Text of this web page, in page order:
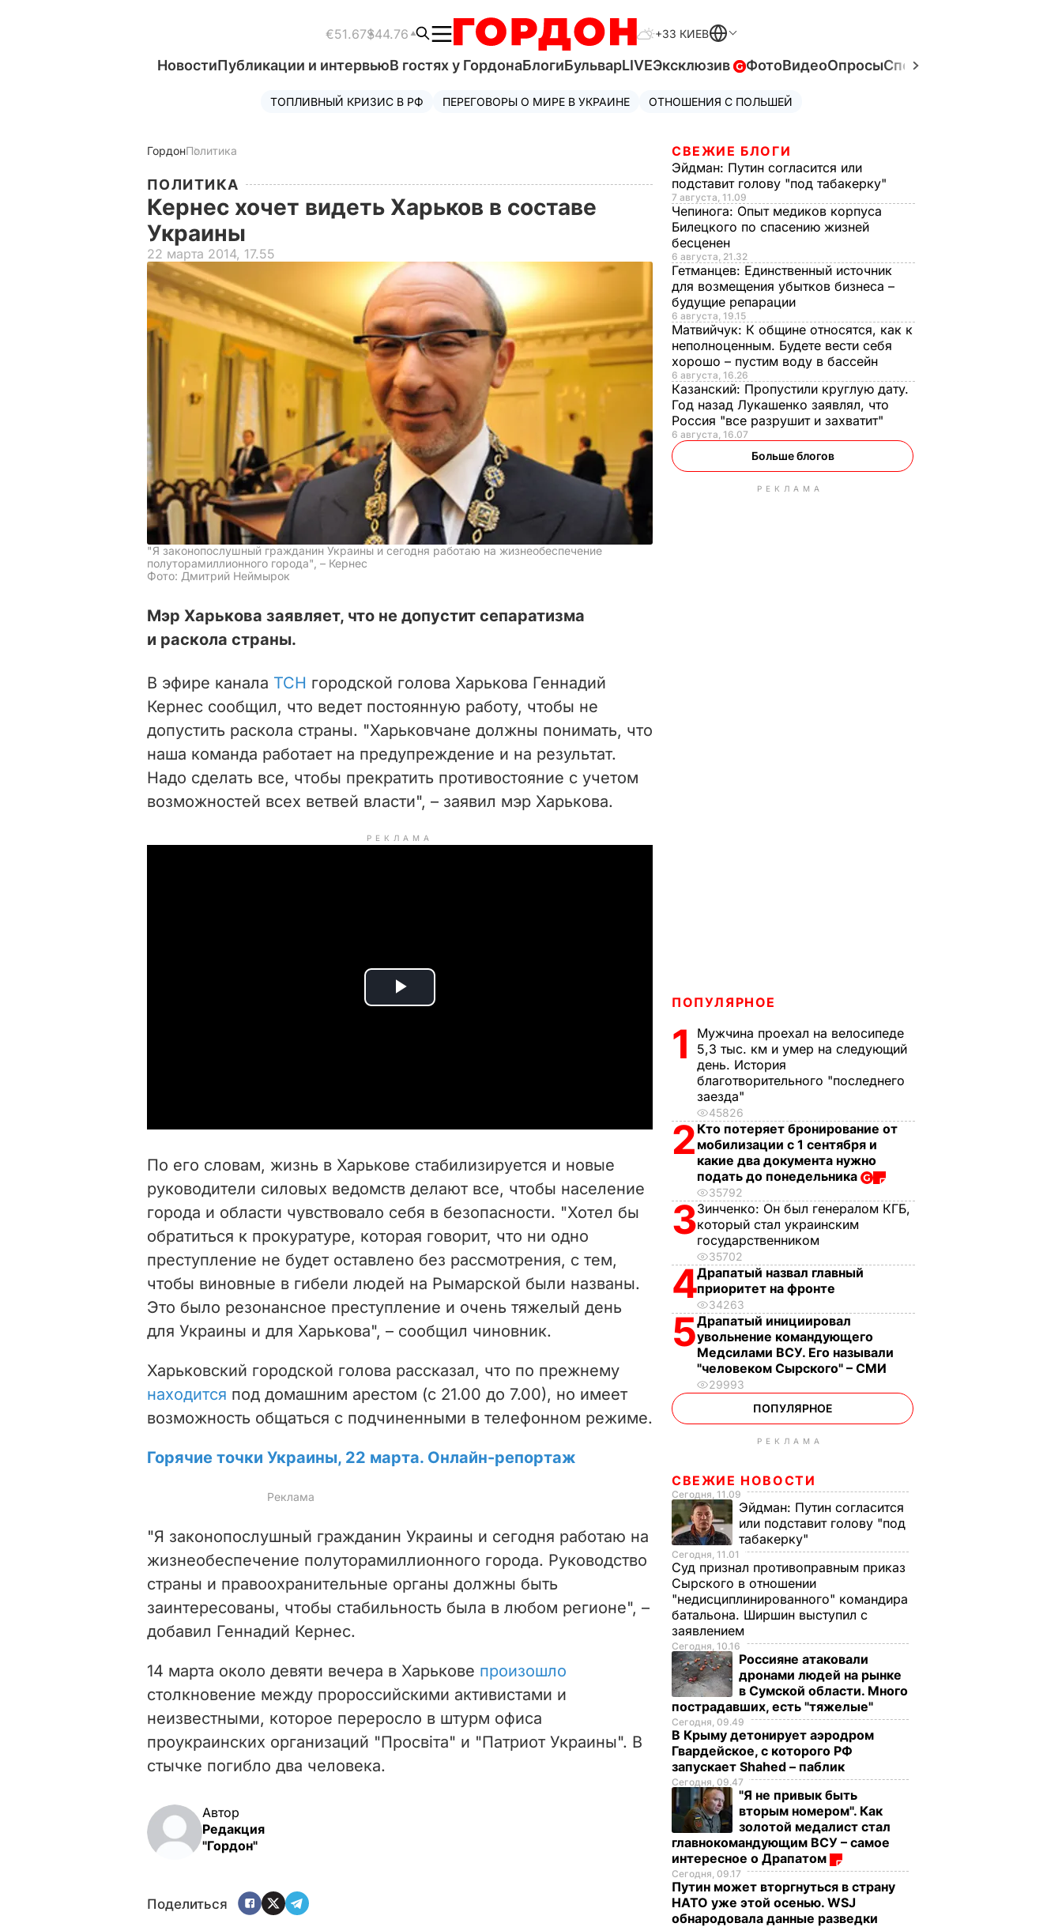
€51.67$44.76 +33 КИЕВ
НовостиПубликации и интервьюВ гостях у ГордонаБлогиБульварLIVEЭксклюзив ФотоВидеоОпросыСпецпроекты
ТОПЛИВНЫЙ КРИЗИС В РФ ПЕРЕГОВОРЫ О МИРЕ В УКРАИНЕ ОТНОШЕНИЯ С ПОЛЬШЕЙ
ГордонПолитика
ПОЛИТИКА
Кернес хочет видеть Харьков в составе
Украины
22 марта 2014, 17.55
"Я законопослушный гражданин Украины и сегодня работаю на жизнеобеспечение
полуторамиллионного города", – Кернес
Фото: Дмитрий Неймырок
Мэр Харькова заявляет, что не допустит сепаратизма
и раскола страны.
В эфире канала ТСН городской голова Харькова Геннадий
Кернес сообщил, что ведет постоянную работу, чтобы не
допустить раскола страны. "Харьковчане должны понимать, что
наша команда работает на предупреждение и на результат.
Надо сделать все, чтобы прекратить противостояние с учетом
возможностей всех ветвей власти", – заявил мэр Харькова.
РЕКЛАМА
P
i
d
e
o
По его словам, жизнь в Харькове стабилизируется и новые
руководители силовых ведомств делают все, чтобы население
города и области чувствовало себя в безопасности. "Хотел бы
обратиться к прокуратуре, которая говорит, что ни одно
преступление не будет оставлено без рассмотрения, с тем,
чтобы виновные в гибели людей на Рымарской были названы.
Это было резонансное преступление и очень тяжелый день
для Украины и для Харькова", – сообщил чиновник.
Харьковский городской голова рассказал, что по прежнему
находится под домашним арестом (с 21.00 до 7.00), но имеет
возможность общаться с подчиненными в телефонном режиме.
Горячие точки Украины, 22 марта. Онлайн-репортаж
"Я законопослушный гражданин Украины и сегодня работаю на
жизнеобеспечение полуторамиллионного города. Руководство
страны и правоохранительные органы должны быть
заинтересованы, чтобы стабильность была в любом регионе", –
добавил Геннадий Кернес.
14 марта около девяти вечера в Харькове произошло
столкновение между пророссийскими активистами и
неизвестными, которое переросло в штурм офиса
проукраинских организаций "Просвіта" и "Патриот Украины". В
стычке погибло два человека.
Автор
Редакция
"Гордон"
Поделиться
СВЕЖИЕ БЛОГИ
Эйдман: Путин согласится или
подставит голову "под табакерку"
7 августа, 11.09
Чепинога: Опыт медиков корпуса
Билецкого по спасению жизней
бесценен
6 августа, 21.32
Гетманцев: Единственный источник
для возмещения убытков бизнеса –
будущие репарации
6 августа, 19.15
Матвийчук: К общине относятся, как к
неполноценным. Будете вести себя
хорошо – пустим воду в бассейн
6 августа, 16.26
Казанский: Пропустили круглую дату.
Год назад Лукашенко заявлял, что
Россия "все разрушит и захватит"
6 августа, 16.07
Больше блогов
РЕКЛАМА
ПОПУЛЯРНОЕ
1
Мужчина проехал на велосипеде
5,3 тыс. км и умер на следующий
день. История
благотворительного "последнего
заезда"
45826
2 Кто потеряет бронирование от
мобилизации с 1 сентября и
какие два документа нужно
подать до понедельника
35792
3Зинченко: Он был генералом КГБ,
который стал украинским
государственником
35702
4Драпатый назвал главный
приоритет на фронте
34263
5Драпатый инициировал
увольнение командующего
Медсилами ВСУ. Его называли
"человеком Сырского" – СМИ
29993
ПОПУЛЯРНОЕ
РЕКЛАМА
СВЕЖИЕ НОВОСТИ
Сегодня, 11.09
Эйдман: Путин согласится
или подставит голову "под
табакерку"
Сегодня, 11.01
Суд признал противоправным приказ
Сырского в отношении
"недисциплинированного" командира
батальона. Ширшин выступил с
заявлением
Сегодня, 10.16
Россияне атаковали
дронами людей на рынке
в Сумской области. Много
пострадавших, есть "тяжелые"
Сегодня, 09.49
В Крыму детонирует аэродром
Гвардейское, с которого РФ
запускает Shahed – паблик
Сегодня, 09.47
"Я не привык быть
вторым номером". Как
золотой медалист стал
главнокомандующим ВСУ – самое
интересное о Драпатом
Сегодня, 09.17
Путин может вторгнуться в страну
НАТО уже этой осенью. WSJ
обнародовала данные разведки